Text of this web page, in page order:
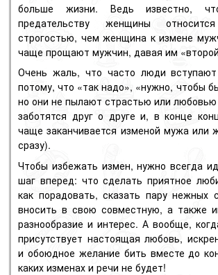
больше жизни. Ведь известно,
предательству женщины
строгостью, чем женщина к измене
чаще прощают мужчин, давая им
Очень жаль, что часто люди
потому, что «так надо», «нужно, чтобы
но они не пылают страстью или любовью
заботятся друг о друге и, в конце
чаще заканчивается изменой мужа или
сразу).
Чтобы избежать измен, нужно всегда
шаг вперед: что сделать приятное
как порадовать, сказать пару нежных
вносить в свою совместную, а также
разнообразие и интерес. А вообще,
присутствует настоящая любовь,
и обоюдное желание бить вместе до
каких изменах и речи не будет!